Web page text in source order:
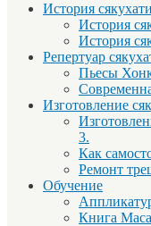
История сякухати
История
История
Репертуар
Пьесы
Изготовление
3.
Как
Ремонт
Обучение
Книга